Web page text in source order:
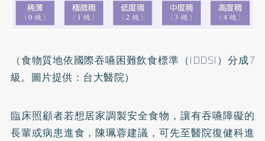
（食物質地依國際吞嚥困難飲食標準（IDDSI）分成7
級。圖片提供：台大醫院）
臨床照顧者若想居家調製安全食物，讓有吞嚥障礙的
長輩或病患進食，陳珮蓉建議，可先至醫院復健科進